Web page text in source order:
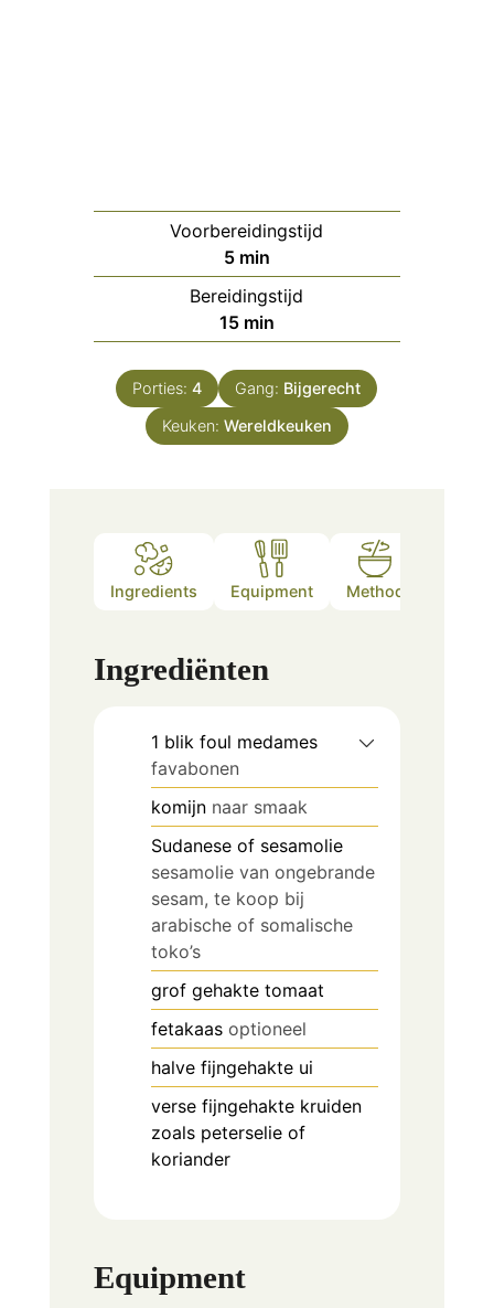
Voorbereidingstijd
5minuten
min
Bereidingstijd
15minuten
min
Porties:4 Gang: Bijgerecht
Keuken: Wereldkeuken
Ingredients Equipment Method
Ingrediënten
1 blik foul medames
favabonen
komijn naar smaak
Sudanese of sesamolie
sesamolie van ongebrande
sesam, te koop bij
arabische of somalische
toko’s
grof gehakte tomaat
fetakaas optioneel
halve fijngehakte ui
verse fijngehakte kruiden
zoals peterselie of
koriander
Equipment